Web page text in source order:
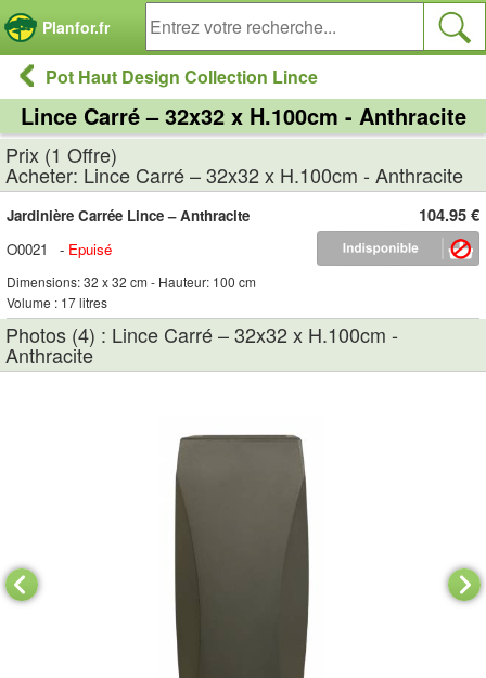
Planfor.fr
Pot Haut Design Collection Lince
Lince Carré – 32x32 x H.100cm - Anthracite
Prix (1 Offre)
Acheter: Lince Carré – 32x32 x H.100cm - Anthracite
104.95 €
Jardinière Carrée Lince – Anthracite
O0021
- Epuisé
Dimensions: 32 x 32 cm - Hauteur: 100 cm
Volume : 17 litres
Photos (4) : Lince Carré – 32x32 x H.100cm -
Anthracite
Panneau de gestion des cookies